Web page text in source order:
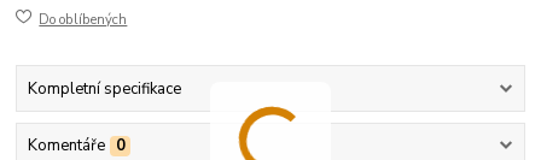
Do oblíbených
Kompletní specifikace
Komentáře 0